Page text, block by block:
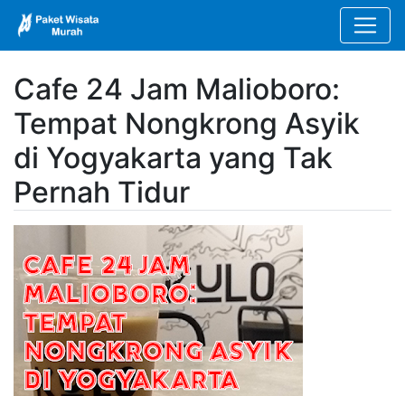
Cafe 24 Jam Malioboro:
Tempat Nongkrong Asyik
di Yogyakarta yang Tak
Pernah Tidur